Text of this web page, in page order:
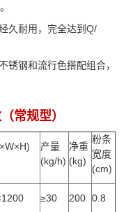
久耐用，完全达到Q/
锈钢和流行色搭配组合，
常规型）
产量
(kg/h)
净重
(kg)
粉条
宽度
(cm)
≥30 200 0.8